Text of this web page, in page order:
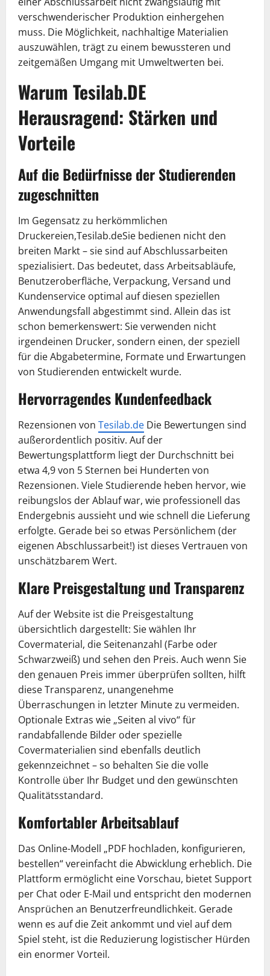
verschwenderischer Produktion einhergehen
muss. Die Möglichkeit, nachhaltige Materialien
auszuwählen, trägt zu einem bewussteren und
zeitgemäßen Umgang mit Umweltwerten bei.
Warum Tesilab.DE
Herausragend: Stärken und
Vorteile
Auf die Bedürfnisse der Studierenden
zugeschnitten
Im Gegensatz zu herkömmlichen
Druckereien,Tesilab.deSie bedienen nicht den
breiten Markt – sie sind auf Abschlussarbeiten
spezialisiert. Das bedeutet, dass Arbeitsabläufe,
Benutzeroberfläche, Verpackung, Versand und
Kundenservice optimal auf diesen speziellen
Anwendungsfall abgestimmt sind. Allein das ist
schon bemerkenswert: Sie verwenden nicht
irgendeinen Drucker, sondern einen, der speziell
für die Abgabetermine, Formate und Erwartungen
von Studierenden entwickelt wurde.
Hervorragendes Kundenfeedback
Rezensionen von Tesilab.de Die Bewertungen sind
außerordentlich positiv. Auf der
Bewertungsplattform liegt der Durchschnitt bei
etwa 4,9 von 5 Sternen bei Hunderten von
Rezensionen. Viele Studierende heben hervor, wie
reibungslos der Ablauf war, wie professionell das
Endergebnis aussieht und wie schnell die Lieferung
erfolgte. Gerade bei so etwas Persönlichem (der
eigenen Abschlussarbeit!) ist dieses Vertrauen von
unschätzbarem Wert.
Klare Preisgestaltung und Transparenz
Auf der Website ist die Preisgestaltung
übersichtlich dargestellt: Sie wählen Ihr
Covermaterial, die Seitenanzahl (Farbe oder
Schwarzweiß) und sehen den Preis. Auch wenn Sie
den genauen Preis immer überprüfen sollten, hilft
diese Transparenz, unangenehme
Überraschungen in letzter Minute zu vermeiden.
Optionale Extras wie „Seiten al vivo“ für
randabfallende Bilder oder spezielle
Covermaterialien sind ebenfalls deutlich
gekennzeichnet – so behalten Sie die volle
Kontrolle über Ihr Budget und den gewünschten
Qualitätsstandard.
Komfortabler Arbeitsablauf
Das Online-Modell „PDF hochladen, konfigurieren,
bestellen“ vereinfacht die Abwicklung erheblich. Die
Plattform ermöglicht eine Vorschau, bietet Support
per Chat oder E-Mail und entspricht den modernen
Ansprüchen an Benutzerfreundlichkeit. Gerade
wenn es auf die Zeit ankommt und viel auf dem
Spiel steht, ist die Reduzierung logistischer Hürden
ein enormer Vorteil.